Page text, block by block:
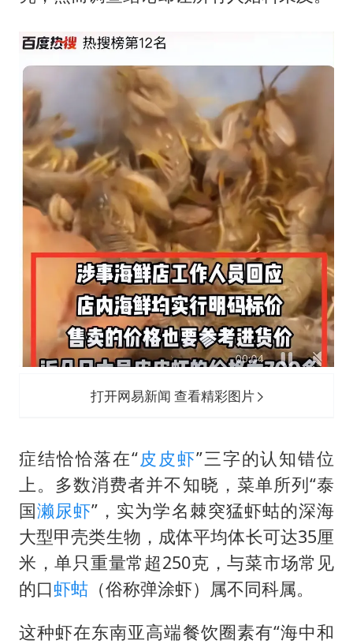
打开网易新闻 查看精彩图片
症结恰恰落在“皮皮虾”三字的认知错位
上。多数消费者并不知晓，菜单所列“泰
国濑尿虾”，实为学名棘突猛虾蛄的深海
大型甲壳类生物，成体平均体长可达35厘
米，单只重量常超250克，与菜市场常见
的口虾蛄（俗称弹涂虾）属不同科属。
这种虾在东南亚高端餐饮圈素有“海中和